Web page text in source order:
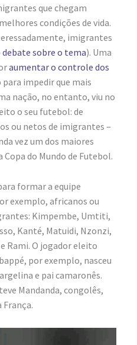
que chegam
condições de vida.
imigrantes
debate sobre o tema). Uma
aumentar o controle dos
impedir que mais
nação, no entanto, viu no
o seu futebol: de
ou netos de imigrantes –
vez um dos maiores
do Mundo de Futebol.
formar a equipe
exemplo, africanos ou
Kimpembe, Umtiti,
Kanté, Matuidi, Nzonzi,
Rami. O jogador eleito
por exemplo, nasceu
e pai camaronês.
Mandanda, congolês,
França.